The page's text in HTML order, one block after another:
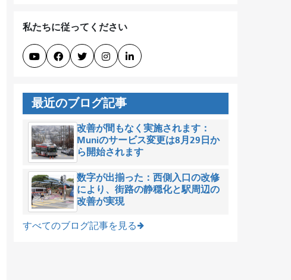
私たちに従ってください
    
最近のブログ記事
改善が間もなく実施されます：
Muniのサービス変更は8月29日か
ら開始されます
数字が出揃った：西側入口の改修
により、街路の静穏化と駅周辺の
改善が実現
すべてのブログ記事を見る